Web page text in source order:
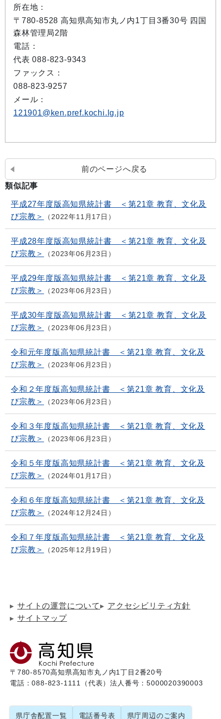
所在地：
〒780-8528 高知県高知市丸ノ内1丁目3番30号 四国
森林管理局2階
電話：
代表 088-823-9343
ファックス：
088-823-9257
メール：
121901@ken.pref.kochi.lg.jp
前のページへ戻る
類似記事
平成27年度版高知県統計書 ＜第21章 教育、文化及
び宗教＞
2022年11月17日
平成28年度版高知県統計書 ＜第21章 教育、文化及
び宗教＞
2023年06月23日
平成29年度版高知県統計書 ＜第21章 教育、文化及
び宗教＞
2023年06月23日
平成30年度版高知県統計書 ＜第21章 教育、文化及
び宗教＞
2023年06月23日
令和元年度版高知県統計書 ＜第21章 教育、文化及
び宗教＞
2023年06月23日
令和２年度版高知県統計書 ＜第21章 教育、文化及
び宗教＞
2023年06月23日
令和３年度版高知県統計書 ＜第21章 教育、文化及
び宗教＞
2023年06月23日
令和５年度版高知県統計書 ＜第21章 教育、文化及
び宗教＞
2024年01月17日
令和６年度版高知県統計書 ＜第21章 教育、文化及
び宗教＞
2024年12月24日
令和７年度版高知県統計書 ＜第21章 教育、文化及
び宗教＞
2025年12月19日
サイトの運営について
アクセシビリティ方針
サイトマップ
〒780-8570高知県高知市丸ノ内1丁目2番20号
電話：088-823-1111（代表）法人番号：5000020390003
県庁舎配置一覧 電話番号表 県庁周辺のご案内